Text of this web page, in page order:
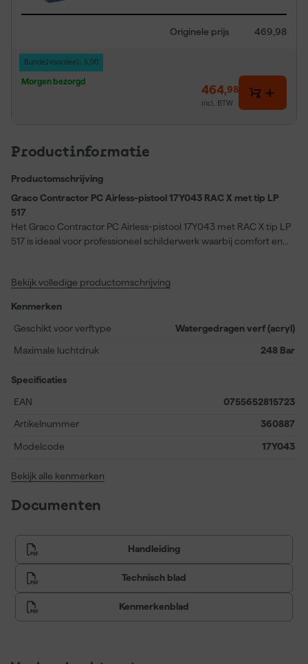
Originele prijs 469,98
Bundelvoordeel: 5,00
Morgen bezorgd
464,98
incl. BTW
Productinformatie
Productomschrijving
Graco Contractor PC Airless-pistool 17Y043 RAC X met tip LP
517
Het Graco Contractor PC Airless-pistool 17Y043 met RAC X tip LP
517 is ideaal voor professioneel schilderwerk waarbij comfort en
inspanning. Je kunt de trekkerlengte instellen in drie standen,
EasyGlide-wartel zorgt voor soepele bewegingen tijdens het
spuiten. Dankzij ProConnect vervang je de cartridge zonder
wordt meegeleverd, zodat je meteen nauwkeurig en efficiënt aan
Bekijk volledige productomschrijving
Kenmerken
Geschikt voor verftype
Watergedragen verf (acryl)
Maximale luchtdruk 248 Bar
Specificaties
EAN
0755652815723
Artikelnummer 360887
Modelcode 17Y043
Bekijk alle kenmerken
Documenten
Handleiding
Technisch blad
Kenmerkenblad